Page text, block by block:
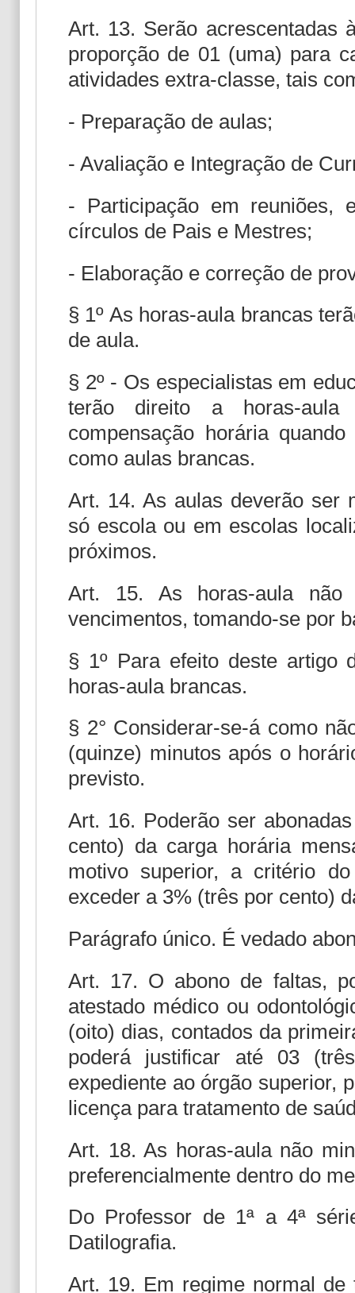
Art. 13. Serão acrescentadas
proporção de 01 (uma) para
atividades extra-classe, tais
- Preparação de aulas;
- Avaliação e Integração de
- Participação em reuniões,
círculos de Pais e Mestres;
- Elaboração e correção de
§ 1º As horas-aula brancas
de aula.
§ 2º - Os especialistas em
terão direito a horas-
compensação horária
como aulas brancas.
Art. 14. As aulas deverão ser
só escola ou em escolas
próximos.
Art. 15. As horas-aula não
vencimentos, tomando-se por
§ 1º Para efeito deste artigo
horas-aula brancas.
§ 2° Considerar-se-á como
(quinze) minutos após o
previsto.
Art. 16. Poderão ser
cento) da carga horária
motivo superior, a critério
exceder a 3% (três por cento)
Parágrafo único. É vedado
Art. 17. O abono de faltas,
atestado médico ou
(oito) dias, contados da
poderá justificar até 03
expediente ao órgão superior,
licença para tratamento de
Art. 18. As horas-aula não
preferencialmente dentro do
Do Professor de 1ª a 4ª
Datilografia.
Art. 19. Em regime normal